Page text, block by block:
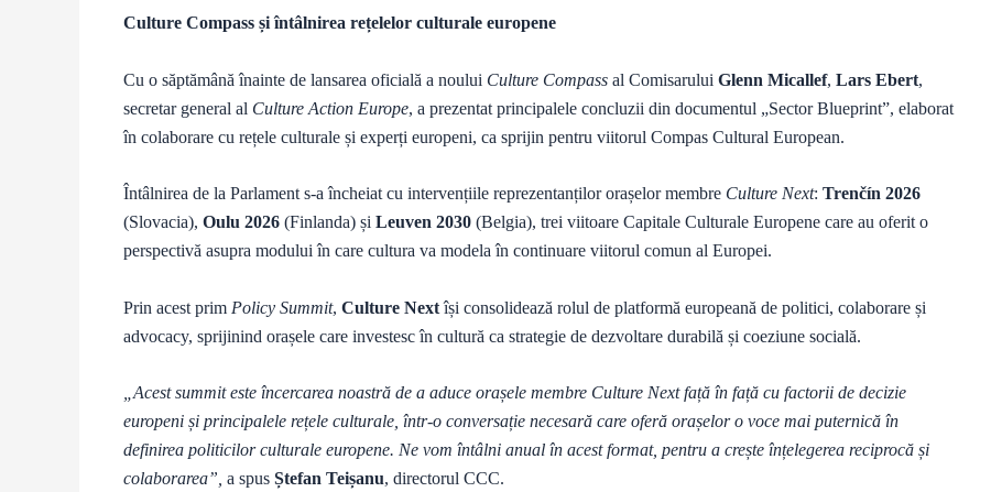
Culture Compass și întâlnirea rețelelor culturale europene
Cu o săptămână înainte de lansarea oficială a noului Culture Compass al Comisarului Glenn Micallef, Lars Ebert,
secretar general al Culture Action Europe, a prezentat principalele concluzii din documentul „Sector Blueprint”, elaborat
în colaborare cu rețele culturale și experți europeni, ca sprijin pentru viitorul Compas Cultural European.
Întâlnirea de la Parlament s-a încheiat cu intervențiile reprezentanților orașelor membre Culture Next: Trenčín 2026
(Slovacia), Oulu 2026 (Finlanda) și Leuven 2030 (Belgia), trei viitoare Capitale Culturale Europene care au oferit o
perspectivă asupra modului în care cultura va modela în continuare viitorul comun al Europei.
Prin acest prim Policy Summit, Culture Nextîși consolidează rolul de platformă europeană de politici, colaborare și
advocacy, sprijinind orașele care investesc în cultură ca strategie de dezvoltare durabilă și coeziune socială.
„Acest summit este încercarea noastră de a aduce orașele membre Culture Next față în față cu factorii de decizie
europeni și principalele rețele culturale, într-o conversație necesară care oferă orașelor o voce mai puternică în
definirea politicilor culturale europene. Ne vom întâlni anual în acest format, pentru a crește înțelegerea reciprocă și
colaborarea”, a spus Ștefan Teișanu, directorul CCC.